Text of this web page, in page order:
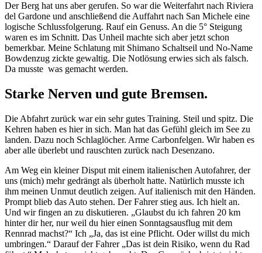
Der Berg hat uns aber gerufen. So war die Weiterfahrt nach Riviera
del Gardone und anschließend die Auffahrt nach San Michele eine
logische Schlussfolgerung. Rauf ein Genuss. An die 5° Steigung
waren es im Schnitt. Das Unheil machte sich aber jetzt schon
bemerkbar. Meine Schlatung mit Shimano Schaltseil und No-Name
Bowdenzug zickte gewaltig. Die Notlösung erwies sich als falsch.
Da musste was gemacht werden.
Starke Nerven und gute Bremsen.
Die Abfahrt zurück war ein sehr gutes Training. Steil und spitz. Die
Kehren haben es hier in sich. Man hat das Gefühl gleich im See zu
landen. Dazu noch Schlaglöcher. Arme Carbonfelgen. Wir haben es
aber alle überlebt und rauschten zurück nach Desenzano.
Am Weg ein kleiner Disput mit einem italienischen Autofahrer, der
uns (mich) mehr gedrängt als überholt hatte. Natürlich musste ich
ihm meinen Unmut deutlich zeigen. Auf italienisch mit den Händen.
Prompt blieb das Auto stehen. Der Fahrer stieg aus. Ich hielt an.
Und wir fingen an zu diskutieren. „Glaubst du ich fahren 20 km
hinter dir her, nur weil du hier einen Sonntagsausflug mit dem
Rennrad machst?“ Ich „Ja, das ist eine Pflicht. Oder willst du mich
umbringen.“ Darauf der Fahrer „Das ist dein Risiko, wenn du Rad